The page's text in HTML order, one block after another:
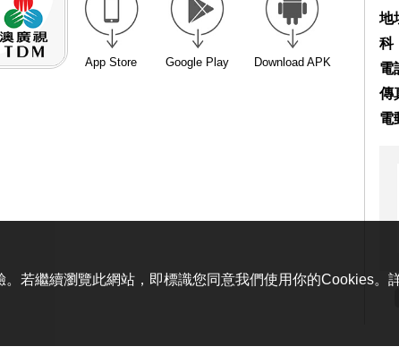
App Store Google Play Download APK
地
科
電
傳
電
若繼續瀏覽此網站，即標識您同意我們使用你的Cookies。